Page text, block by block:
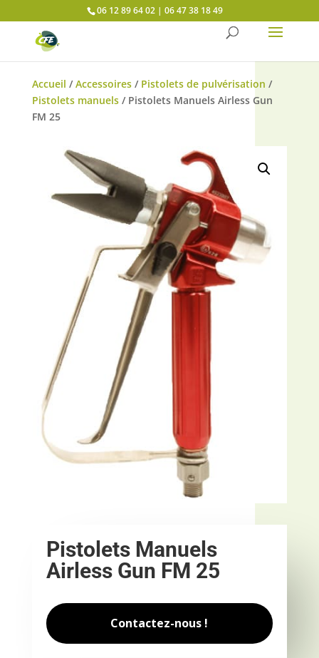
Panneau de gestion des cookies06 12 89 64 02 | 06 47 38 18 49
Accueil /Accessoires/ Pistolets de pulvérisation /
Pistolets manuels/ Pistolets Manuels Airless Gun
FM 25
Pistolets Manuels
Airless Gun FM 25
Contactez-nous !